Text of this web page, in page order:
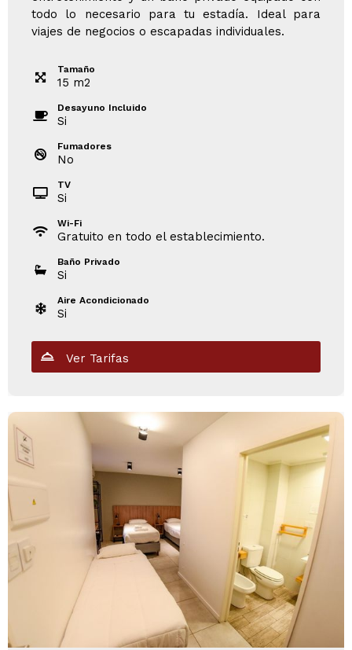
todo lo necesario para tu estadía. Ideal para
viajes de negocios o escapadas individuales.
Tamaño
15 m2
Desayuno Incluido
Si
Fumadores
No
TV
Si
Wi-Fi
Gratuito en todo el establecimiento.
Baño Privado
Si
Aire Acondicionado
Si
Ver Tarifas